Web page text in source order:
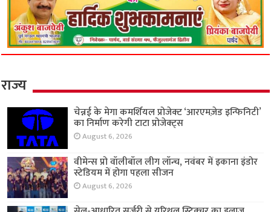
राज्य
चेन्नई के मेगा कमर्शियल प्रोजेक्ट ‘आरएमज़ेड इन्फिनिटी’
का निर्माण करेगी टाटा प्रोजेक्ट्स
August 6, 2026
वीमेन्स प्रो वॉलीबॉल लीग लॉन्च, नवंबर में इकाना इंडोर
स्टेडियम में होगा पहला सीजन
August 6, 2026